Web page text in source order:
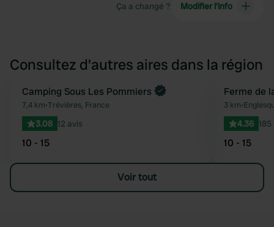
Ça a changé ? Modifier l’info
Consultez d'autres aires dans la région
Préféré
Reserve maintenant
Camping Sous Les Pommiers
7,4 km•Trévières, France
3.08 12 avis
10 - 15
Ferme de
3 km•
4.36 185
10 - 15
Voir tout